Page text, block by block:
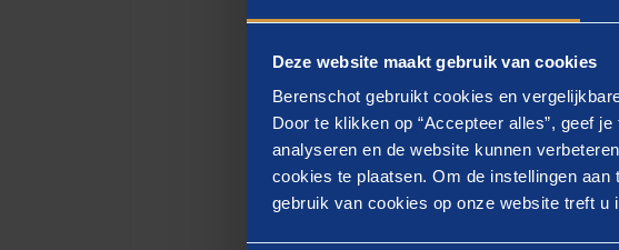
Deze website maakt gebruik van cookies
Berenschot gebruikt cookies en
Door te klikken op “Accepteer alles”, geef
analyseren en de website kunnen
cookies te plaatsen. Om de instellingen
gebruik van cookies op onze website treft u
In opdracht van
rekentool die alle
binnenkort